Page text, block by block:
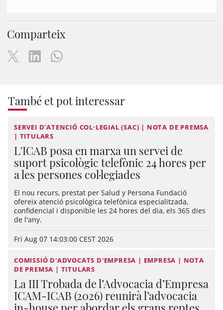
Comparteix
També et pot interessar
SERVEI D'ATENCIÓ COL·LEGIAL (SAC) | NOTA DE PREMSA
| TITULARS
L'ICAB posa en marxa un servei de
suport psicològic telefònic 24 hores per
a les persones col·legiades
El nou recurs, prestat per Salud y Persona Fundació
ofereix atenció psicològica telefònica especialitzada,
confidencial i disponible les 24 hores del dia, els 365 dies
de l'any.
Fri Aug 07 14:03:00 CEST 2026
COMISSIÓ D'ADVOCATS D'EMPRESA | EMPRESA | NOTA
DE PREMSA | TITULARS
La III Trobada de l’Advocacia d’Empresa
ICAM-ICAB (2026) reunirà l’advocacia